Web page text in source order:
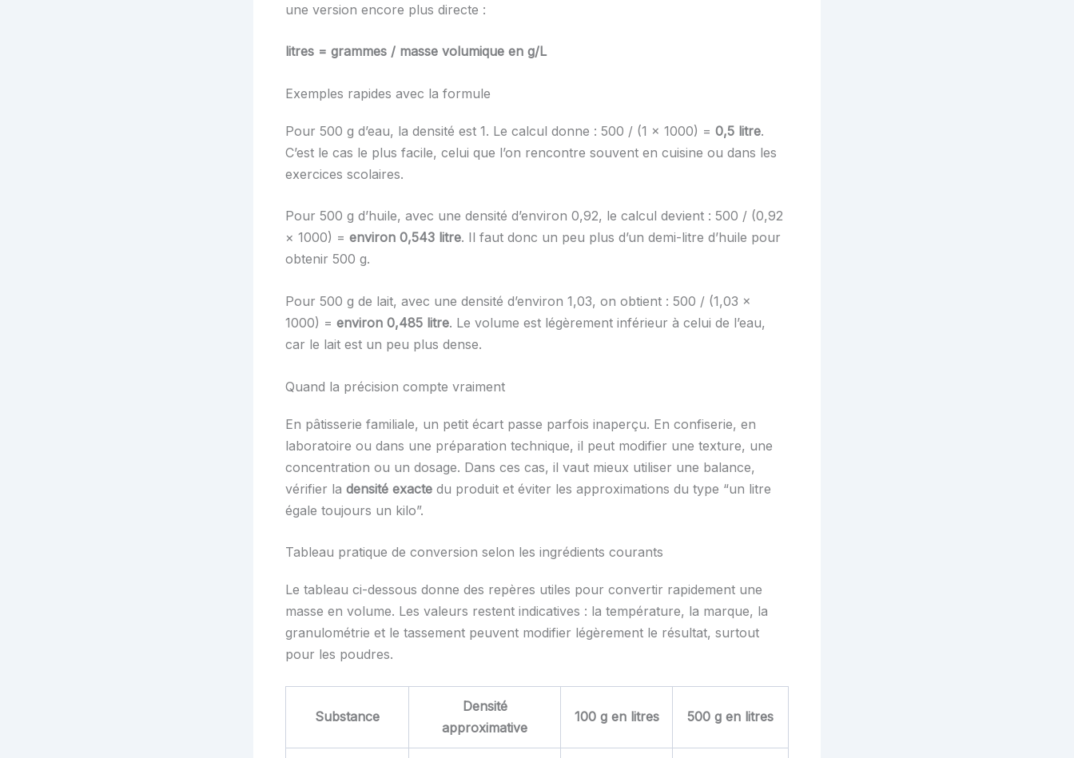
une version encore plus directe :
litres = grammes / masse volumique en g/L
Exemples rapides avec la formule
Pour 500 g d’eau, la densité est 1. Le calcul donne : 500 / (1 × 1000) = 0,5 litre.
C’est le cas le plus facile, celui que l’on rencontre souvent en cuisine ou dans les
exercices scolaires.
Pour 500 g d’huile, avec une densité d’environ 0,92, le calcul devient : 500 / (0,92
× 1000) = environ 0,543 litre. Il faut donc un peu plus d’un demi-litre d’huile pour
obtenir 500 g.
Pour 500 g de lait, avec une densité d’environ 1,03, on obtient : 500 / (1,03 ×
1000) = environ 0,485 litre. Le volume est légèrement inférieur à celui de l’eau,
car le lait est un peu plus dense.
Quand la précision compte vraiment
En pâtisserie familiale, un petit écart passe parfois inaperçu. En confiserie, en
laboratoire ou dans une préparation technique, il peut modifier une texture, une
concentration ou un dosage. Dans ces cas, il vaut mieux utiliser une balance,
vérifier la densité exacte du produit et éviter les approximations du type “un litre
égale toujours un kilo”.
Tableau pratique de conversion selon les ingrédients courants
Le tableau ci-dessous donne des repères utiles pour convertir rapidement une
masse en volume. Les valeurs restent indicatives : la température, la marque, la
granulométrie et le tassement peuvent modifier légèrement le résultat, surtout
pour les poudres.
Substance
Densité
approximative
100 g en litres 500 g en litres